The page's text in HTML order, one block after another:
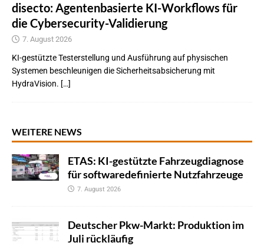
disecto: Agentenbasierte KI-Workflows für
die Cybersecurity-Validierung
7. August 2026
KI-gestützte Testerstellung und Ausführung auf physischen
Systemen beschleunigen die Sicherheitsabsicherung mit
HydraVision. […]
WEITERE NEWS
ETAS: KI-gestützte Fahrzeugdiagnose
für softwaredefinierte Nutzfahrzeuge
7. August 2026
Deutscher Pkw-Markt: Produktion im
Juli rückläufig